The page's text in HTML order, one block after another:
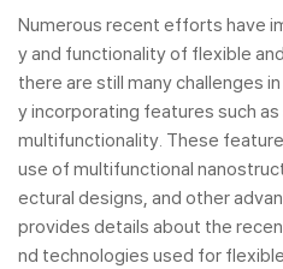
Numerous recent efforts have
y and functionality of flexible
there are still many challenges
y incorporating features such
multifunctionality. These
use of multifunctional
ectural designs, and other
provides details about the
nd technologies used for